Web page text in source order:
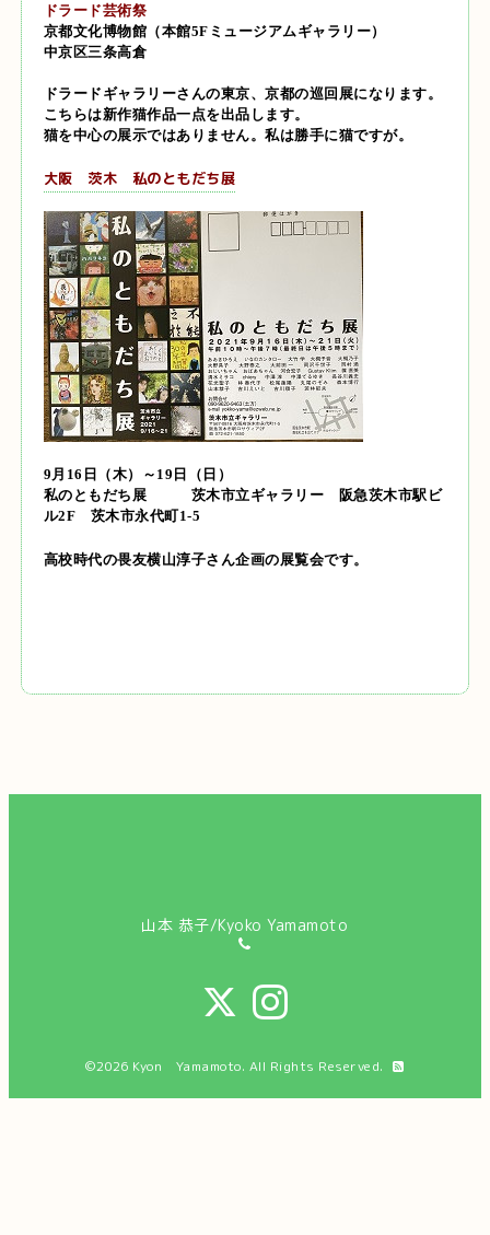
ドラード芸術祭
京都文化博物館（本館5Fミュージアムギャラリー）
中京区三条高倉
ドラードギャラリーさんの東京、京都の巡回展になります。
こちらは新作猫作品一点を出品します。
猫を中心の展示ではありません。私は勝手に猫ですが。
大阪 茨木 私のともだち展
9月16日（木）～19日（日）
私のともだち展
茨木市立ギャラリー 阪急茨木市駅ビ
ル2F 茨木市永代町1-5
高校時代の畏友横山淳子さん企画の展覧会です。
山本 恭子/Kyoko Yamamoto
©2026 Kyon Yamamoto. All Rights Reserved.